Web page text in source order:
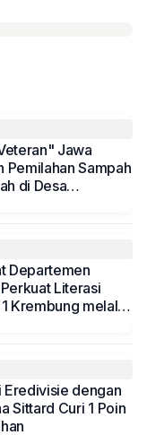
Jawa
Pemilahan Sampah
di Desa
Departemen
Literasi
Krembung melalui
Teknologi
Eredivisie dengan
Sittard Curi 1 Poin